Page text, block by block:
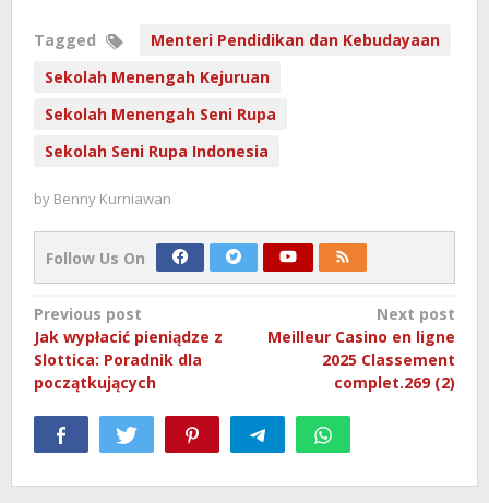
Tagged
Menteri Pendidikan dan Kebudayaan
Sekolah Menengah Kejuruan
Sekolah Menengah Seni Rupa
Sekolah Seni Rupa Indonesia
by Benny Kurniawan
Follow Us On
Post
navigation
Previous post
Jak wypłacić pieniądze z
Slottica: Poradnik dla
początkujących
Next post
Meilleur Casino en ligne
2025 Classement
complet.269 (2)